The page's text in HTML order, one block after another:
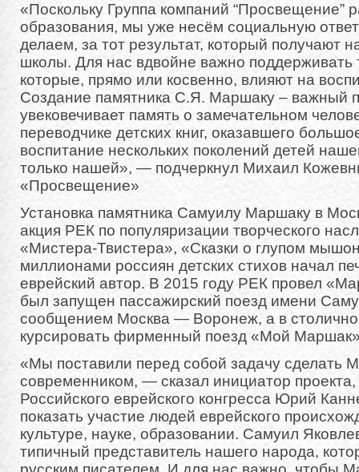
«Поскольку Группа компаний “Просвещение”
образования, мы уже несём социальную
делаем, за тот результат, который получают
школы. Для нас вдвойне важно поддерживать
которые, прямо или косвенно, влияют на
Создание памятника С.Я. Маршаку – важный
увековечивает память о замечательном
переводчике детских книг, оказавшего
воспитание нескольких поколений детей
только нашей», — подчеркнул Михаил
«Просвещение»
Установка памятника Самуилу Маршаку в
акция РЕК по популяризации творческого
«Мистера-Твистера», «Сказки о глупом
миллионами россиян детских стихов начал
еврейский автор. В 2015 году РЕК провел
был запущен пассажирский поезд имени
сообщением Москва — Воронеж, а в
курсировать фирменный поезд «Мой
«Мы поставили перед собой задачу сделать
современником, — сказал инициатор проекта,
Российского еврейского конгресса Юрий
показать участие людей еврейского
культуре, науке, образовании. Самуил
типичный представитель нашего народа,